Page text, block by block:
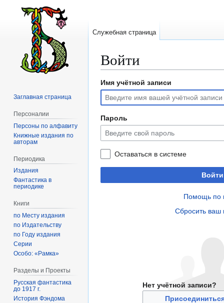
Войти
Перейти
навигации
Перейти
поиску
Имя учётной записи
Пароль
Оставаться в системе
Войти
Помощь по
Сбросить ваш
Нет учётной записи?
Служебная страница
Заглавная страница
Персоналии
Персоны по алфавиту
Книжные издания по
авторам
Периодика
Издания
Фантастика в
периодике
Книги
по Месту издания
по Издательству
по Году издания
Серии
Особо: «Рамка»
Разделы и Проекты
Русская фантастика
до 1917 г.
История Фэндома